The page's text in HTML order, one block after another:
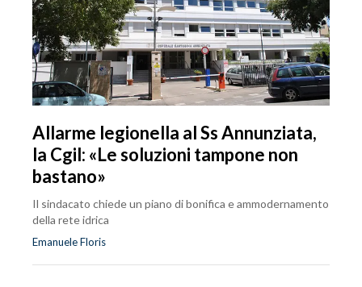
Allarme legionella al Ss Annunziata,
la Cgil: «Le soluzioni tampone non
bastano»
Il sindacato chiede un piano di bonifica e ammodernamento
della rete idrica
Emanuele Floris